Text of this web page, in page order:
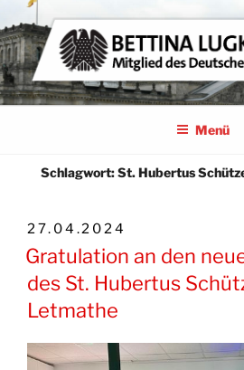
Zum
Inhalt
springen
BETTINA
MITGLIED DES DEUTSCHEN
Menü
Schlagwort:St. Hubertus
VERÖFFENTLICHT
AM
27.04.2024
Gratulation an den
des St. Hubertus
Letmathe